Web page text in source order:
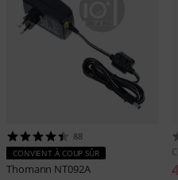
88
CONVIENT À COUP SÛR
Thomann NT092A